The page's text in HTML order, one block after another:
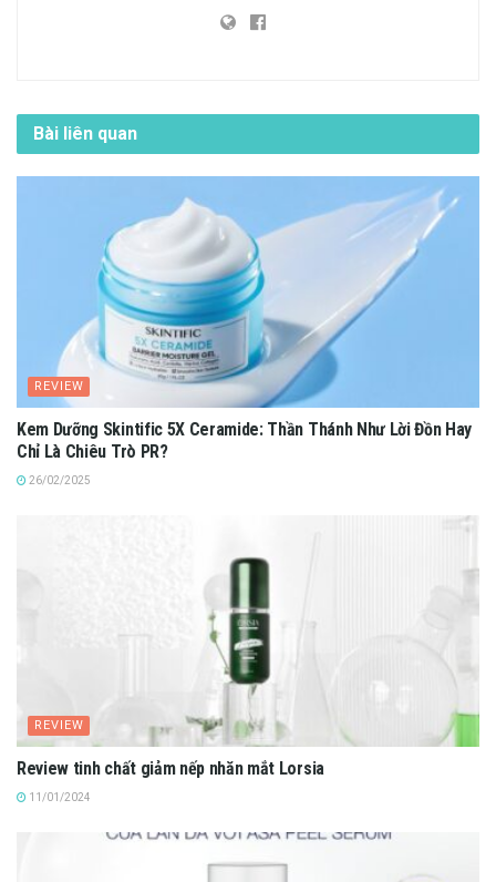
Bài liên quan
REVIEW
Kem Dưỡng Skintific 5X Ceramide: Thần Thánh Như Lời Đồn Hay
Chỉ Là Chiêu Trò PR?
26/02/2025
REVIEW
Review tinh chất giảm nếp nhăn mắt Lorsia
11/01/2024